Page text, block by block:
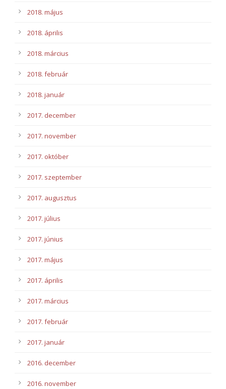
2018. május
2018. április
2018. március
2018. február
2018. január
2017. december
2017. november
2017. október
2017. szeptember
2017. augusztus
2017. július
2017. június
2017. május
2017. április
2017. március
2017. február
2017. január
2016. december
2016. november